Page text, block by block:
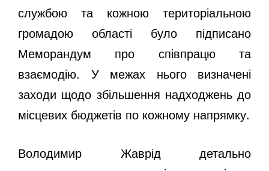
службою та кожною територіальною
громадою області було підписано
Меморандум про співпрацю та
взаємодію. У межах нього визначені
заходи щодо збільшення надходжень до
місцевих бюджетів по кожному напрямку.
Володимир Жаврід детально